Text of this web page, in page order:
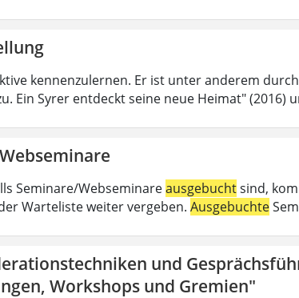
kennenzulernen. Er ist unter anderem
Ein Syrer entdeckt seine neue Heimat" (2016)
Seminare/Webseminareausgebuchtsind,
Warteliste weiter vergeben. Ausgebuchte
und
Workshops und Gremien"